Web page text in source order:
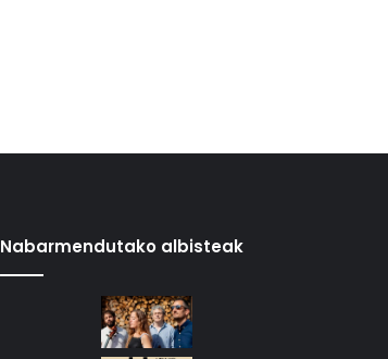
Nabarmendutako albisteak